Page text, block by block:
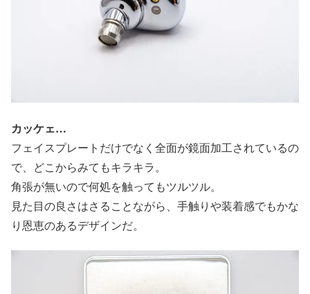
カッケェ…
フェイスプレートだけでなく全面が鏡面加工されているの
で、どこからみてもキラキラ。
角張が無いので何処を触ってもツルツル。
見た目の良さはさることながら、手触りや装着感でもかな
り恩恵のあるデザインだ。